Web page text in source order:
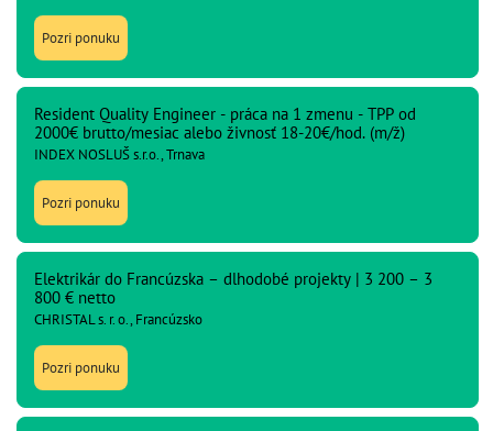
Pozri ponuku
Resident Quality Engineer - práca na 1 zmenu - TPP od
2000€ brutto/mesiac alebo živnosť 18-20€/hod. (m/ž)
INDEX NOSLUŠ s.r.o., Trnava
Pozri ponuku
Elektrikár do Francúzska – dlhodobé projekty | 3 200 – 3
800 € netto
CHRISTAL s. r. o., Francúzsko
Pozri ponuku